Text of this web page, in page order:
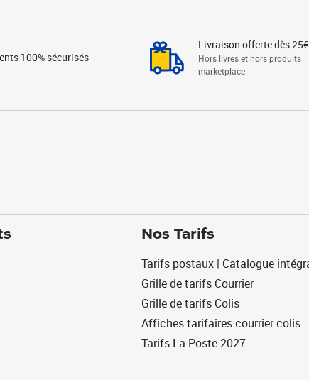
100% sécurisés
Livraison offerte dès
Hors livres et hors produits
marketplace
Nos Tarifs
Tarifs postaux | Catalogue
Grille de tarifs Courrier
Grille de tarifs Colis
Affiches tarifaires courrier colis
Tarifs La Poste 2027